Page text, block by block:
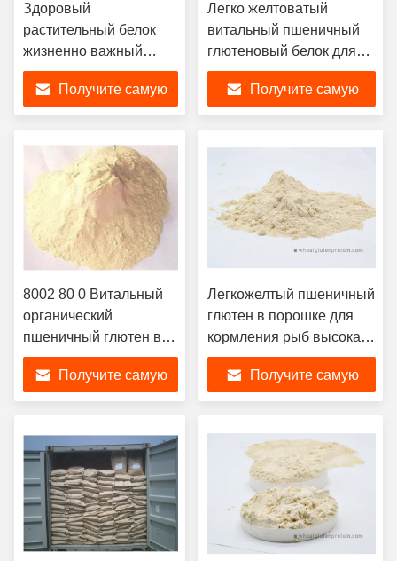
Здоровый
растительный белок
жизненно важный
пшеничный глютен в
порошке в
многократных
Получите самую
Легко желтоватый
витальный пшеничный
глютеновый белок для
угрей / креветок / лосося
Получите самую
8002 80 0 Витальный
органический
пшеничный глютен в
порошке Кормовые
добавки для
улучшения питания
Получите самую
Легкожелтый пшеничный
глютен в порошке для
кормления рыб высокая
скорость поглощения
воды
Получите самую